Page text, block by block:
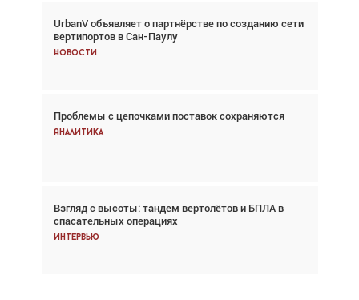
UrbanV объявляет о партнёрстве по созданию сети
вертипортов в Сан-Паулу
Новости
Проблемы с цепочками поставок сохраняются
Аналитика
Взгляд с высоты: тандем вертолётов и БПЛА в
спасательных операциях
Интервью
Авиационный фотограф Дэйв Кох: «Фотография
говорит сама за себя... а ИИ всё портит»
Новости
Впервые с 2024 года глобальный трафик
снижается три недели подряд
Частный самолёт – это актив. Подходите к
покупке соответствующим образом
Интервью